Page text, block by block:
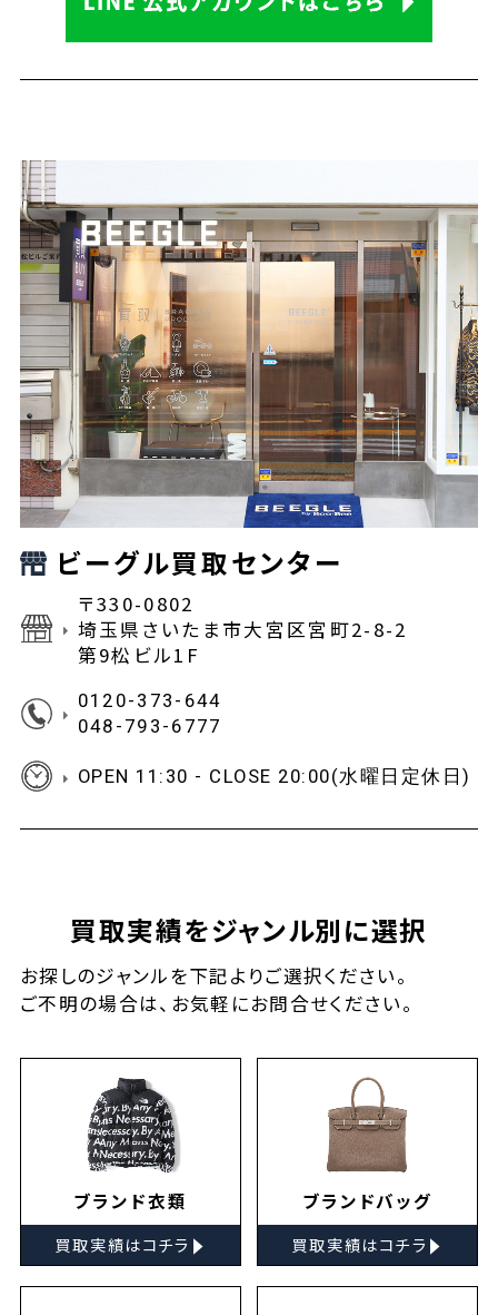
ビーグル買取センター
〒330-0802
埼玉県さいたま市大宮区宮町2-8-2
第9松ビル1F
0120-373-644
048-793-6777
OPEN 11:30 - CLOSE 20:00(水曜日定休日)
買取実績をジャンル別に選択
お探しのジャンルを下記よりご選択ください。
ご不明の場合は、お気軽にお問合せください。
ブランド衣類
買取実績はコチラ ▸
ブランドバッグ
買取実績はコチラ ▸